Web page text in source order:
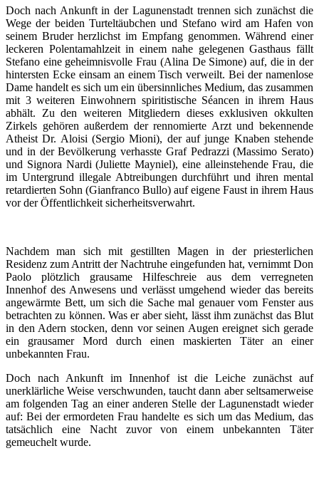
Doch nach Ankunft in der Lagunenstadt trennen sich zunächst die
Wege der beiden Turteltäubchen und Stefano wird am Hafen von
seinem Bruder herzlichst im Empfang genommen. Während einer
leckeren Polentamahlzeit in einem nahe gelegenen Gasthaus fällt
Stefano eine geheimnisvolle Frau (Alina De Simone) auf, die in der
hintersten Ecke einsam an einem Tisch verweilt. Bei der namenlose
Dame handelt es sich um ein übersinnliches Medium, das zusammen
mit 3 weiteren Einwohnern spiritistische Séancen in ihrem Haus
abhält. Zu den weiteren Mitgliedern dieses exklusiven okkulten
Zirkels gehören außerdem der rennomierte Arzt und bekennende
Atheist Dr. Aloisi (Sergio Mioni), der auf junge Knaben stehende
und in der Bevölkerung verhasste Graf Pedrazzi (Massimo Serato)
und Signora Nardi (Juliette Mayniel), eine alleinstehende Frau, die
im Untergrund illegale Abtreibungen durchführt und ihren mental
retardierten Sohn (Gianfranco Bullo) auf eigene Faust in ihrem Haus
vor der Öffentlichkeit sicherheitsverwahrt.
Nachdem man sich mit gestillten Magen in der priesterlichen
Residenz zum Antritt der Nachtruhe eingefunden hat, vernimmt Don
Paolo plötzlich grausame Hilfeschreie aus dem verregneten
Innenhof des Anwesens und verlässt umgehend wieder das bereits
angewärmte Bett, um sich die Sache mal genauer vom Fenster aus
betrachten zu können. Was er aber sieht, lässt ihm zunächst das Blut
in den Adern stocken, denn vor seinen Augen ereignet sich gerade
ein grausamer Mord durch einen maskierten Täter an einer
unbekannten Frau.
Doch nach Ankunft im Innenhof ist die Leiche zunächst auf
unerklärliche Weise verschwunden, taucht dann aber seltsamerweise
am folgenden Tag an einer anderen Stelle der Lagunenstadt wieder
auf: Bei der ermordeten Frau handelte es sich um das Medium, das
tatsächlich eine Nacht zuvor von einem unbekannten Täter
gemeuchelt wurde.